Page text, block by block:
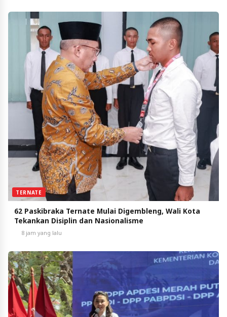
TERNATE
62 Paskibraka Ternate Mulai Digembleng, Wali Kota
Tekankan Disiplin dan Nasionalisme
8 jam yang lalu